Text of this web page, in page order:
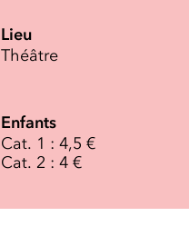
Lieu
Théâtre
Enfants
Cat. 1 : 4,5 €
Cat. 2 : 4 €